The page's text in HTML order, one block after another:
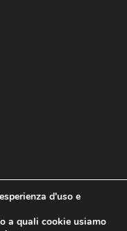
d'uso e
a quali cookie usiamo